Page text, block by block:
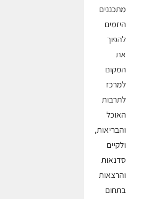
מתכננים
היזמים
להפוך
את
המקום
למרכז
לתרבות
האוכל
והבריאות,
ולקיים
סדנאות
והרצאות
בתחום